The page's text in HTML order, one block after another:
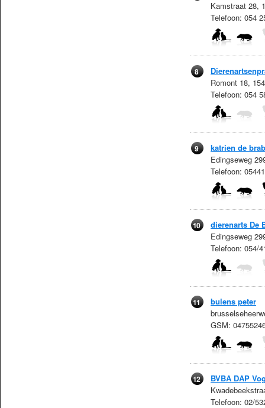
Kamstraat 28,
Telefoon: 054
8
Romont 18,
Telefoon: 054
9
katrien de
Edingseweg
Telefoon:
10
dierenarts De
Edingseweg
Telefoon: 054/
11
bulens peter
GSM:
12
BVBA DAP
Telefoon: 02/